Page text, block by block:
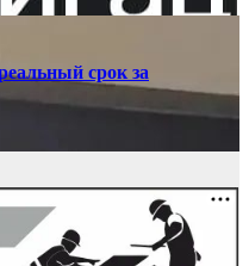
срок за